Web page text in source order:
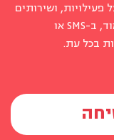
ושירותים
ממרכז מיכל דליות ומשותפיו לתכניות הלימוד, ב-SMS או
בכל עת.